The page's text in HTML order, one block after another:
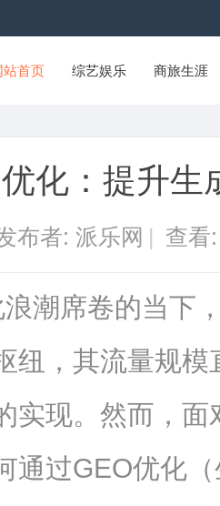
站首页 综艺娱乐 商旅生涯
化：提升生
布者: 派乐网 | 查
潮席卷的当下
纽，其流量规
实现。然而，
通过GEO优化